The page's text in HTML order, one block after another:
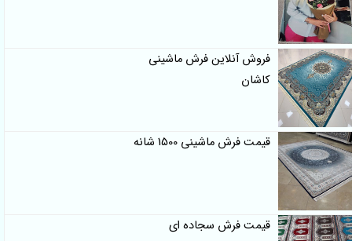
فروش آنلاین فرش ماشینی
کاشان
قیمت فرش ماشینی 1500 شانه
قیمت فرش سجاده ای